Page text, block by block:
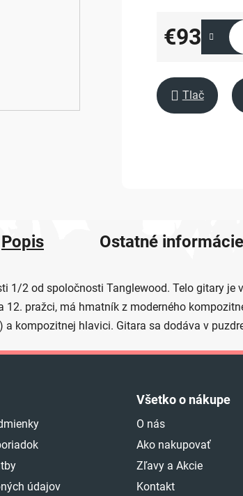
€93
Jednotková
Tlač
Popis Ostatné informácie
1/2 od spoločnosti Tanglewood. Telo gitary je
12. pražci, má hmatník z moderného
kompozitnej hlavici. Gitara sa dodáva v
údajov
Všetko o nákupe
O nás
Ako nakupovať
Zľavy a Akcie
Kontakt